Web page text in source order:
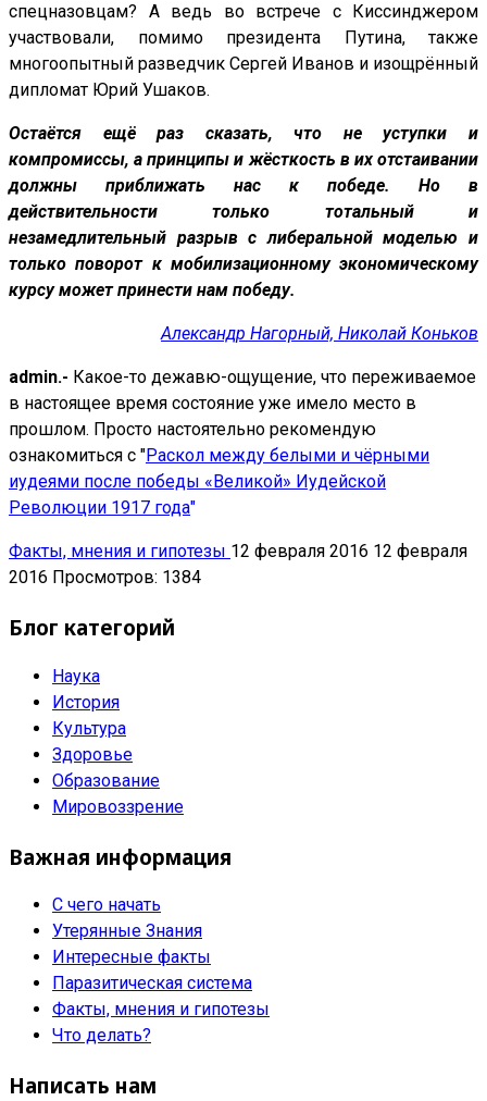
спецназовцам? А ведь во встрече с Киссинджером
участвовали, помимо президента Путина, также
многоопытный разведчик Сергей Иванов и изощрённый
дипломат Юрий Ушаков.
Остаётся ещё раз сказать, что не уступки и
компромиссы, а принципы и жёсткость в их отстаивании
должны приближать нас к победе. Но в
действительности только тотальный и
незамедлительный разрыв с либеральной моделью и
только поворот к мобилизационному экономическому
курсу может принести нам победу.
Александр Нагорный, Николай Коньков
admin.- Какое-то дежавю-ощущение, что переживаемое
в настоящее время состояние уже имело место в
прошлом. Просто настоятельно рекомендую
ознакомиться с "Раскол между белыми и чёрными
иудеями после победы «Великой» Иудейской
Революции 1917 года"
Факты, мнения и гипотезы 12 февраля 2016 12 февраля
2016 Просмотров: 1384
Блог категорий
Наука
История
Культура
Здоровье
Образование
Мировоззрение
Важная информация
С чего начать
Утерянные Знания
Интересные факты
Паразитическая система
Факты, мнения и гипотезы
Что делать?
Написать нам